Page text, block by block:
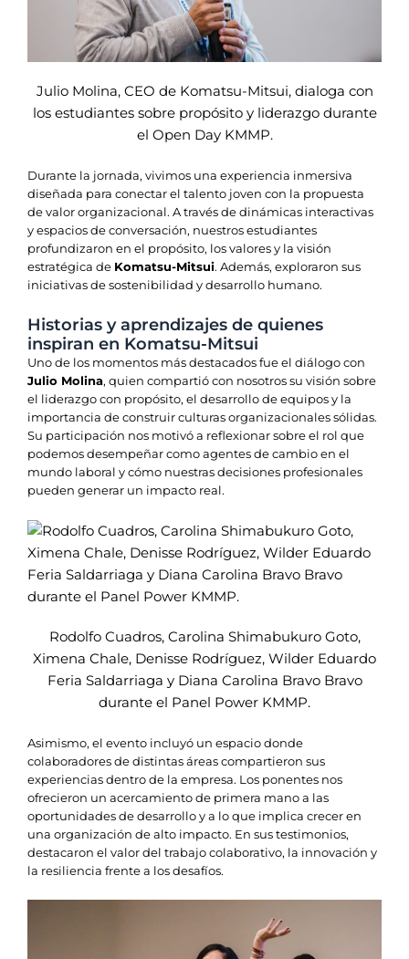
Julio Molina, CEO de Komatsu-Mitsui, dialoga con
los estudiantes sobre propósito y liderazgo durante
el Open Day KMMP.
Durante la jornada, vivimos una experiencia inmersiva
diseñada para conectar el talento joven con la propuesta
de valor organizacional. A través de dinámicas interactivas
y espacios de conversación, nuestros estudiantes
profundizaron en el propósito, los valores y la visión
estratégica de Komatsu-Mitsui. Además, exploraron sus
iniciativas de sostenibilidad y desarrollo humano.
Historias y aprendizajes de quienes
inspiran en Komatsu-Mitsui
Uno de los momentos más destacados fue el diálogo con
Julio Molina, quien compartió con nosotros su visión sobre
el liderazgo con propósito, el desarrollo de equipos y la
importancia de construir culturas organizacionales sólidas.
Su participación nos motivó a reflexionar sobre el rol que
podemos desempeñar como agentes de cambio en el
mundo laboral y cómo nuestras decisiones profesionales
pueden generar un impacto real.
Rodolfo Cuadros, Carolina Shimabukuro Goto,
Ximena Chale, Denisse Rodríguez, Wilder Eduardo
Feria Saldarriaga y Diana Carolina Bravo Bravo
durante el Panel Power KMMP.
Asimismo, el evento incluyó un espacio donde
colaboradores de distintas áreas compartieron sus
experiencias dentro de la empresa. Los ponentes nos
ofrecieron un acercamiento de primera mano a las
oportunidades de desarrollo y a lo que implica crecer en
una organización de alto impacto. En sus testimonios,
destacaron el valor del trabajo colaborativo, la innovación y
la resiliencia frente a los desafíos.